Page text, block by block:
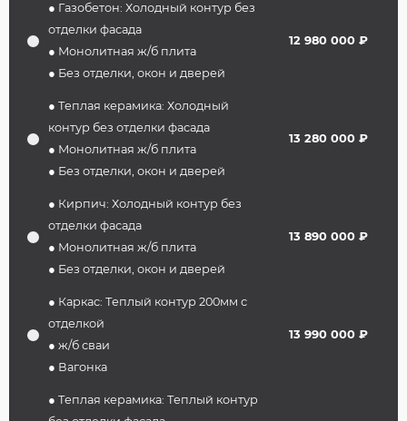
● Газобетон: Холодный контур без
отделки фасада
● Монолитная ж/б плита
● Без отделки, окон и дверей
12 980 000 ₽
● Теплая керамика: Холодный
контур без отделки фасада
● Монолитная ж/б плита
● Без отделки, окон и дверей
13 280 000 ₽
● Кирпич: Холодный контур без
отделки фасада
● Монолитная ж/б плита
● Без отделки, окон и дверей
13 890 000 ₽
● Каркас: Теплый контур 200мм с
отделкой
● ж/б сваи
● Вагонка
13 990 000 ₽
● Теплая керамика: Теплый контур